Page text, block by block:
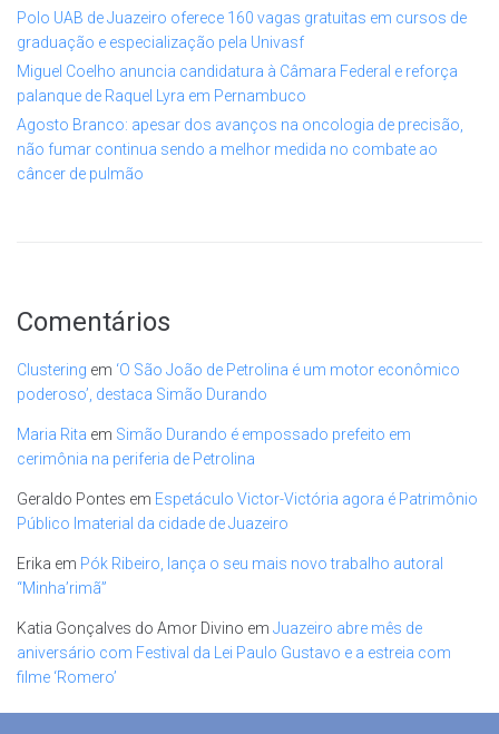
Polo UAB de Juazeiro oferece 160 vagas gratuitas em cursos de
graduação e especialização pela Univasf
Miguel Coelho anuncia candidatura à Câmara Federal e reforça
palanque de Raquel Lyra em Pernambuco
Agosto Branco: apesar dos avanços na oncologia de precisão,
não fumar continua sendo a melhor medida no combate ao
câncer de pulmão
Comentários
Clustering em ‘O São João de Petrolina é um motor econômico
poderoso’, destaca Simão Durando
Maria Rita em Simão Durando é empossado prefeito em
cerimônia na periferia de Petrolina
Geraldo Pontes em Espetáculo Victor-Victória agora é Patrimônio
Público Imaterial da cidade de Juazeiro
Erika em Pók Ribeiro, lança o seu mais novo trabalho autoral
“Minha’rimã”
Katia Gonçalves do Amor Divino em Juazeiro abre mês de
aniversário com Festival da Lei Paulo Gustavo e a estreia com
filme ‘Romero’